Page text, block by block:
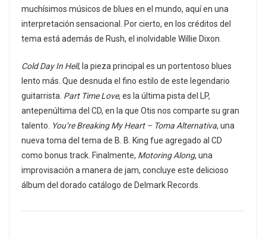
muchísimos músicos de blues en el mundo, aquí en una
interpretación sensacional. Por cierto, en los créditos del
tema está además de Rush, el inolvidable Willie Dixon.
Cold Day In Hell, la pieza principal es un portentoso blues
lento más. Que desnuda el fino estilo de este legendario
guitarrista. Part Time Love, es la última pista del LP,
antepenúltima del CD, en la que Otis nos comparte su gran
talento. You’re Breaking My Heart – Toma Alternativa, una
nueva toma del tema de B. B. King fue agregado al CD
como bonus track. Finalmente, Motoring Along, una
improvisación a manera de jam, concluye este delicioso
álbum del dorado catálogo de Delmark Records.